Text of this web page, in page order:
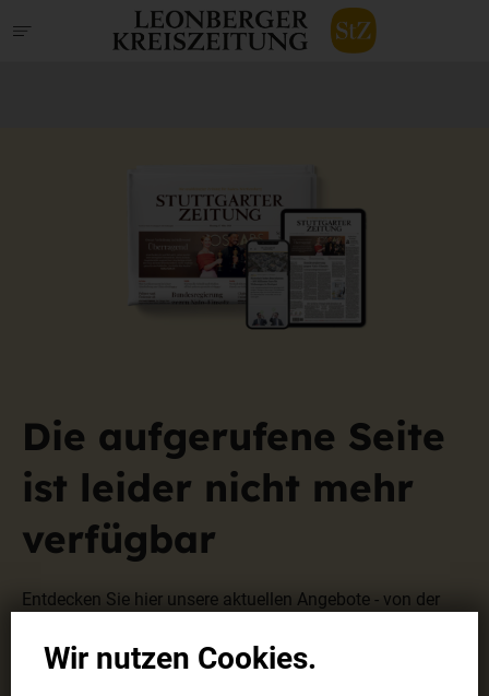
Die aufgerufene Seite
ist leider nicht mehr
verfügbar
Entdecken Sie hier unsere aktuellen Angebote - von der
Wir nutzen Cookies.